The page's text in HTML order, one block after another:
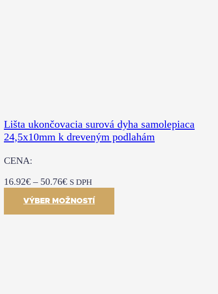
Lišta ukončovacia surová dyha samolepiaca
24,5x10mm k dreveným podlahám
CENA:
16.92€– 50.76€ S DPH
VÝBER MOŽNOSTÍ